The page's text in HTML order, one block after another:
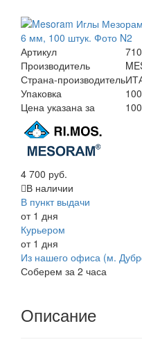
Артикул
Производитель
Страна-производитель
Упаковка
100
Цена указана за
4 700 руб.
В наличии
В пункт выдачи
от 1 дня
Курьером
от 1 дня
Из нашего офиса (м.
Соберем за 2 часа
Описание